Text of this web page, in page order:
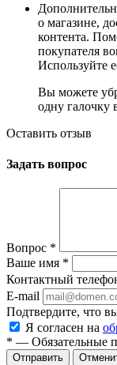
о магазине,
контента.
покупателя
Используйте
Вы можете
одну галочку
Оставить отзыв
Задать вопрос
Вопрос *
Ваше имя *
Контактный
E-mail
Подтвердите, что
Я согласен на
* — Обязательные